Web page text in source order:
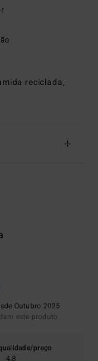
reciclada,
Outubro 2025
este produto
preço
4.8